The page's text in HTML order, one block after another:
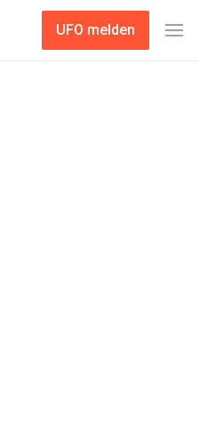
UFO melden